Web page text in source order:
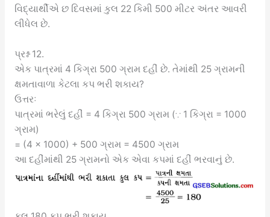
વિદ્યાર્થીએ છ દિવસમાં કુલ 22 કિમી 500 મીટર અંતર આવરી
લીધેલ છે.
પ્રશ્ન 12.
એક પાત્રમાં 4 કિગ્રા 500 ગ્રામ દહીં છે. તેમાંથી 25 ગ્રામની
ક્ષમતાવાળા કેટલા કપ ભરી શકાય?
ઉત્તરઃ
પાત્રમાં ભરેલું દહીં = 4 કિગ્રા 500 ગ્રામ (∵ 1 કિગ્રા = 1000
ગ્રામ)
= (4 × 1000) + 500 ગ્રામ = 4500 ગ્રામ
આ દહીંમાંથી 25 ગ્રામનો એક એવા કપમાં દહીં ભરવાનું છે.